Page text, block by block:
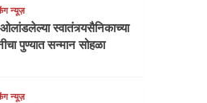
न्यूज़
स्वातंत्र्यसैनिकाच्या
पुण्यात सन्मान सोहळा
न्यूज़